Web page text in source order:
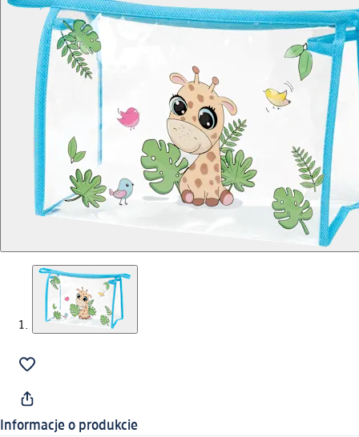
Informacje o produkcie